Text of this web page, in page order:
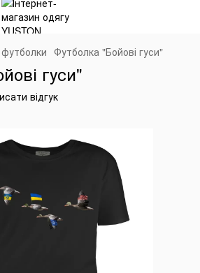
футболки Футболка "Бойові гуси"
гуси"
відгук